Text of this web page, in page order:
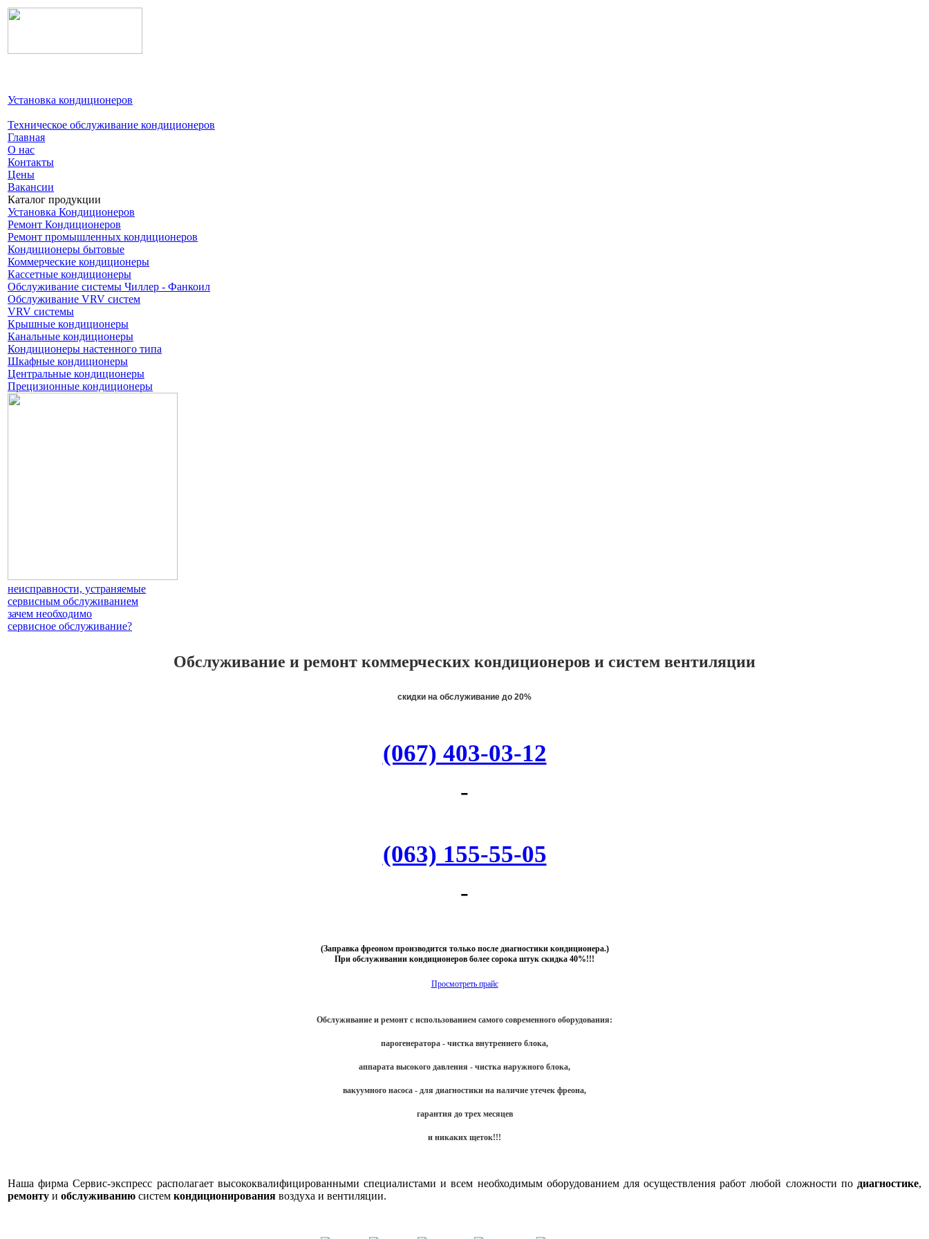
Установка кондиционеров
Техническое обслуживание кондиционеров
Главная
О нас
Контакты
Цeны
Вакансии
Каталог продукции
Установка Кондиционеров
Ремонт Кондиционеров
Ремонт промышленных кондиционеров
Кондиционеры бытовые
Коммерческие кондиционеры
Кассетные кондиционеры
Обслуживание системы Чиллер - Фанкоил
Обслуживание VRV систем
VRV системы
Крышные кондиционеры
Канальные кондиционеры
Кондиционеры настенного типа
Шкафные кондиционеры
Центральные кондиционеры
Прецизионные кондиционеры
неисправности, устраняемые
сервисным обслуживанием
зачем необходимо
сервисное обслуживание?
Обслуживание и ремонт коммерческих кондиционеров и систем вентиляции
скидки на обслуживание до 20%
(067) 403-03-12
-
(063) 155-55-05
-
(Заправка фреоном производится только после диагностики кондиционера.)
При обслуживании кондиционеров более сорока штук скидка 40%!!!
Просмотреть прайс
Обслуживание и ремонт с использованием самого современного оборудования:
парогенератора - чистка внутреннего блока,
аппарата высокого давления - чистка наружного блока,
вакуумного насоса - для диагностики на наличие утечек фреона,
гарантия до трех месяцев
и никаких щеток!!!
Наша фирма Сервис-экспресс располагает высококвалифицированными специалистами и всем необходимым оборудованием для осуществления работ любой сложности по диагностике,
ремонту и обслуживанию систем кондиционирования воздуха и вентиляции.